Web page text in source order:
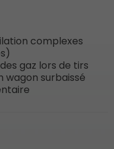
complexes
gaz lors de tirs
surbaissé